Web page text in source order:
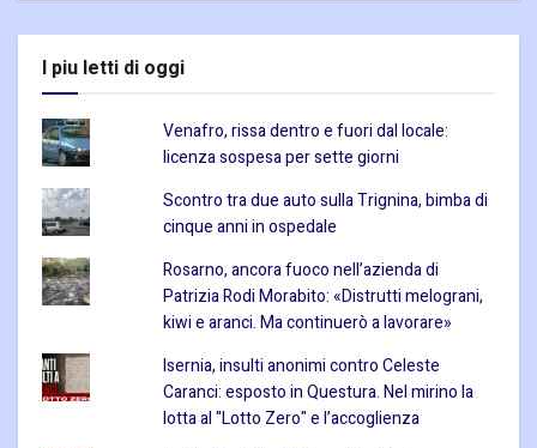
I piu letti di oggi
Venafro, rissa dentro e fuori dal locale:
licenza sospesa per sette giorni
Scontro tra due auto sulla Trignina, bimba di
cinque anni in ospedale
Rosarno, ancora fuoco nell’azienda di
Patrizia Rodi Morabito: «Distrutti melograni,
kiwi e aranci. Ma continuerò a lavorare»
Isernia, insulti anonimi contro Celeste
Caranci: esposto in Questura. Nel mirino la
lotta al "Lotto Zero" e l’accoglienza